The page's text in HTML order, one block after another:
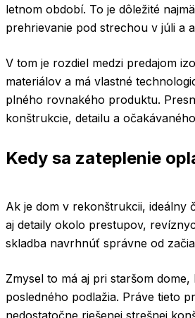
letnom období. To je dôležité
prehrievanie pod strechou v júli a
V tom je rozdiel medzi predajom
materiálov a má vlastné
plného rovnakého produktu.
konštrukcie, detailu a
Kedy sa zateplenie
Ak je dom v rekonštrukcii, ideálny
aj detaily okolo prestupov,
skladba navrhnúť správne od
Zmysel to má aj pri staršom
posledného podlažia. Práve tieto
nedostatočne riešenej strešnej